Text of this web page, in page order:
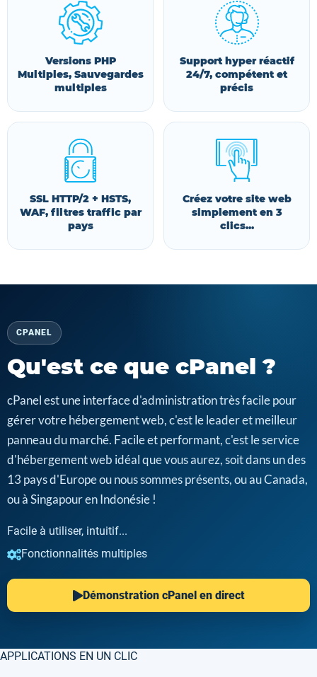
Versions PHP
Multiples, Sauvegardes
multiples
Support hyper réactif
24/7, compétent et
précis
SSL HTTP/2 + HSTS,
WAF, filtres traffic par
pays
Créez votre site web
simplement en 3
clics...
CPANEL
Qu'est ce que cPanel ?
cPanel est une interface d'administration très facile pour
gérer votre hébergement web, c'est le leader et meilleur
panneau du marché. Facile et performant, c'est le service
d'hébergement web idéal que vous aurez, soit dans un des
13 pays d'Europe ou nous sommes présents, ou au Canada,
ou à Singapour en Indonésie !
Facile à utiliser, intuitif...
Fonctionnalités multiples
Démonstration cPanel en direct
APPLICATIONS EN UN CLIC